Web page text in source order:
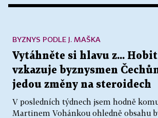
Vytáhněte si hlavu z...
vzkazuje byznysmen
jedou změny na steroidech
V posledních týdnech jsem hodně
Martinem Vohánkou ohledně obsahu
BYZNYS PODLE J. MAŠKA